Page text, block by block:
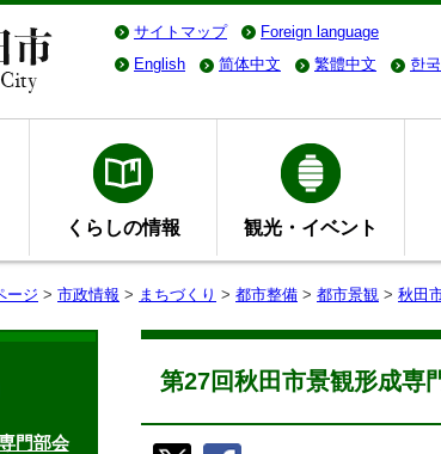
サイトマップ Foreign language
English
简体中文 繁體中文 한
くらしの情報 観光・イベント
ージ > 市政情報 > まちづくり > 都市整備 > 都市景観 > 秋田
第27回秋田市景観形成専
門部会